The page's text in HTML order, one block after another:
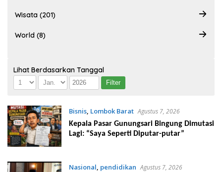
Wisata (201)
World (8)
Lihat Berdasarkan Tanggal
Bisnis, Lombok Barat Agustus 7, 2026
Kepala Pasar Gunungsari Bingung Dimutasi
Lagi: “Saya Seperti Diputar-putar”
Nasional pendidikan Agustus 7, 2026